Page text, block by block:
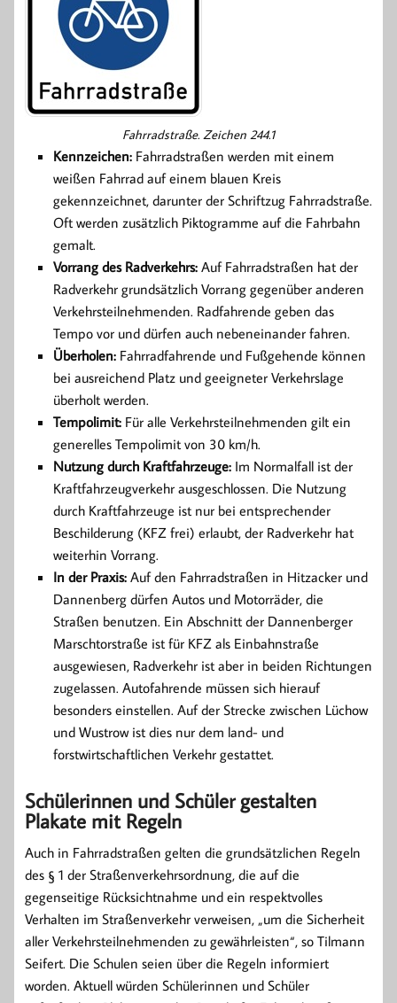
Fahrradstraße. Zeichen 244.1
Kennzeichen: Fahrradstraßen werden mit einem
weißen Fahrrad auf einem blauen Kreis
gekennzeichnet, darunter der Schriftzug Fahrradstraße.
Oft werden zusätzlich Piktogramme auf die Fahrbahn
gemalt.
Vorrang des Radverkehrs: Auf Fahrradstraßen hat der
Radverkehr grundsätzlich Vorrang gegenüber anderen
Verkehrsteilnehmenden. Radfahrende geben das
Tempo vor und dürfen auch nebeneinander fahren.
Überholen: Fahrradfahrende und Fußgehende können
bei ausreichend Platz und geeigneter Verkehrslage
überholt werden.
Tempolimit: Für alle Verkehrsteilnehmenden gilt ein
generelles Tempolimit von 30 km/h.
Nutzung durch Kraftfahrzeuge: Im Normalfall ist der
Kraftfahrzeugverkehr ausgeschlossen. Die Nutzung
durch Kraftfahrzeuge ist nur bei entsprechender
Beschilderung (KFZ frei) erlaubt, der Radverkehr hat
weiterhin Vorrang.
In der Praxis: Auf den Fahrradstraßen in Hitzacker und
Dannenberg dürfen Autos und Motorräder, die
Straßen benutzen. Ein Abschnitt der Dannenberger
Marschtorstraße ist für KFZ als Einbahnstraße
ausgewiesen, Radverkehr ist aber in beiden Richtungen
zugelassen. Autofahrende müssen sich hierauf
besonders einstellen. Auf der Strecke zwischen Lüchow
und Wustrow ist dies nur dem land- und
forstwirtschaftlichen Verkehr gestattet.
Schülerinnen und Schüler gestalten
Plakate mit Regeln
Auch in Fahrradstraßen gelten die grundsätzlichen Regeln
des § 1 der Straßenverkehrsordnung, die auf die
gegenseitige Rücksichtnahme und ein respektvolles
Verhalten im Straßenverkehr verweisen, „um die Sicherheit
aller Verkehrsteilnehmenden zu gewährleisten“, so Tilmann
Seifert. Die Schulen seien über die Regeln informiert
worden. Aktuell würden Schülerinnen und Schüler